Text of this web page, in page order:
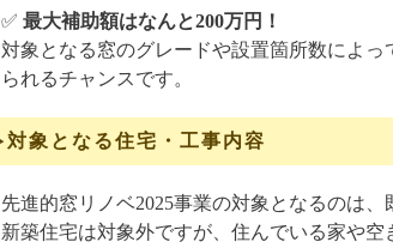
✅ 最大補助額はなんと200万円！
対象となる窓のグレードや設置箇所数によ
られるチャンスです。
対象となる住宅・工事内容
先進的窓リノベ2025事業の対象となるのは
新築住宅は対象外ですが、住んでいる家や